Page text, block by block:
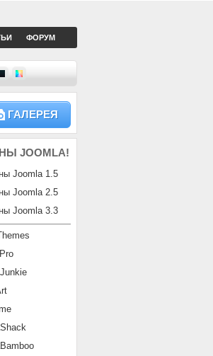
ФОРУМ
ГАЛЕРЕЯ
JOOMLA!
Joomla 1.5
Joomla 2.5
Joomla 3.3